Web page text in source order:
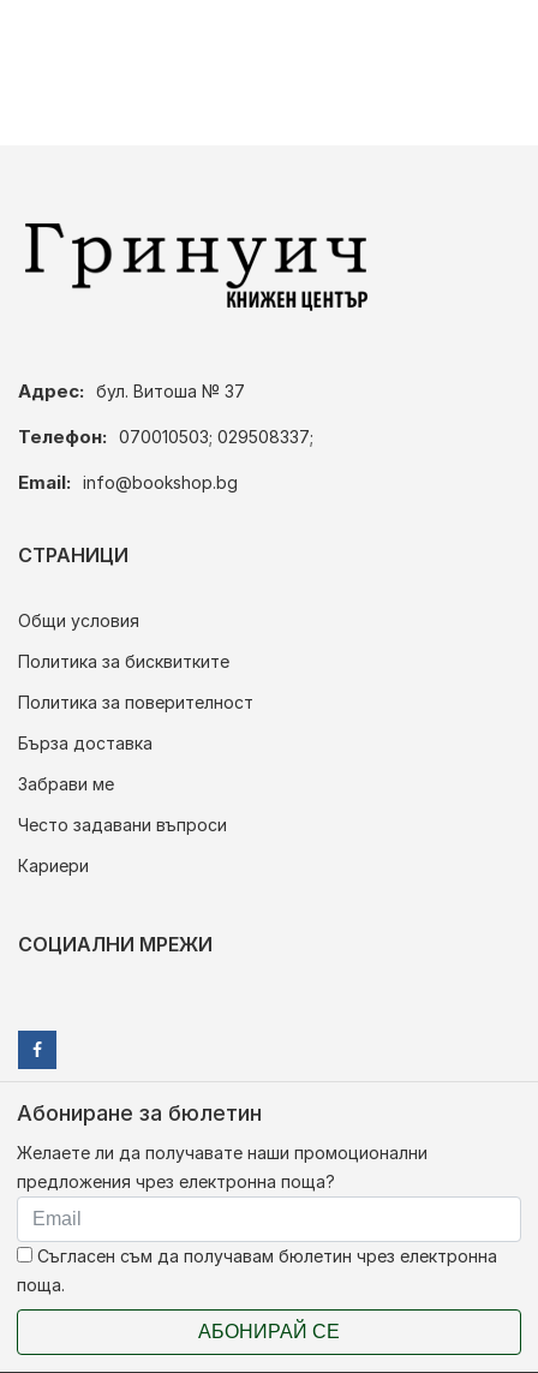
Адрес: бул. Витоша № 37
Телефон: 070010503; 029508337;
Email: info@bookshop.bg
СТРАНИЦИ
Общи условия
Политика за бисквитките
Политика за поверителност
Бърза доставка
Забрави ме
Често задавани въпроси
Кариери
СОЦИАЛНИ МРЕЖИ
Абониране за бюлетин
Желаете ли да получавате наши промоционални
предложения чрез електронна поща?
Съгласен съм да получавам бюлетин чрез електронна
поща.
АБОНИРАЙ СЕ